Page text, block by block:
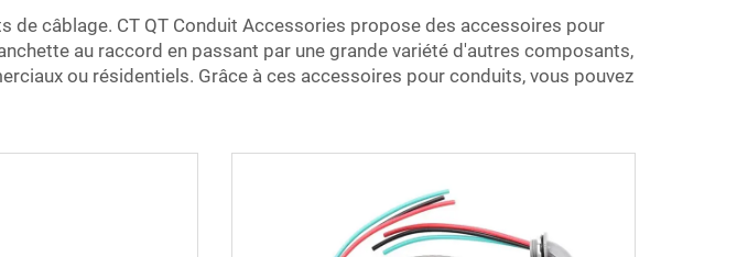
câblage. CT QT Conduit Accessories propose des accessoires pour
au raccord en passant par une grande variété d'autres composants,
ou résidentiels. Grâce à ces accessoires pour conduits, vous pouvez